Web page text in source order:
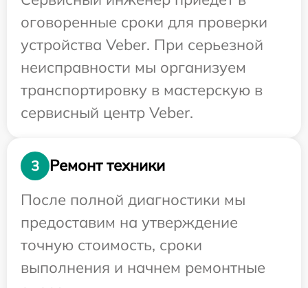
оговоренные сроки для проверки
устройства Veber. При серьезной
неисправности мы организуем
транспортировку в мастерскую в
сервисный центр Veber.
3
Ремонт техники
После полной диагностики мы
предоставим на утверждение
точную стоимость, сроки
выполнения и начнем ремонтные